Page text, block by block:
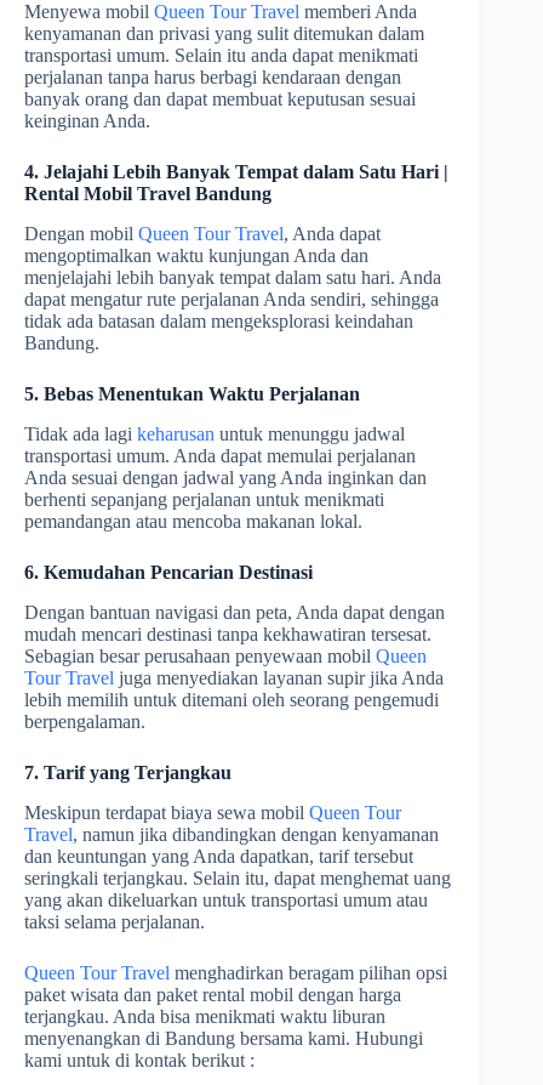
Menyewa mobil Queen Tour Travel memberi Anda
kenyamanan dan privasi yang sulit ditemukan dalam
transportasi umum. Selain itu anda dapat menikmati
perjalanan tanpa harus berbagi kendaraan dengan
banyak orang dan dapat membuat keputusan sesuai
keinginan Anda.
4. Jelajahi Lebih Banyak Tempat dalam Satu Hari |
Rental Mobil Travel Bandung
Dengan mobil Queen Tour Travel, Anda dapat
mengoptimalkan waktu kunjungan Anda dan
menjelajahi lebih banyak tempat dalam satu hari. Anda
dapat mengatur rute perjalanan Anda sendiri, sehingga
tidak ada batasan dalam mengeksplorasi keindahan
Bandung.
5. Bebas Menentukan Waktu Perjalanan
Tidak ada lagi keharusan untuk menunggu jadwal
transportasi umum. Anda dapat memulai perjalanan
Anda sesuai dengan jadwal yang Anda inginkan dan
berhenti sepanjang perjalanan untuk menikmati
pemandangan atau mencoba makanan lokal.
6. Kemudahan Pencarian Destinasi
Dengan bantuan navigasi dan peta, Anda dapat dengan
mudah mencari destinasi tanpa kekhawatiran tersesat.
Sebagian besar perusahaan penyewaan mobil Queen
Tour Travel juga menyediakan layanan supir jika Anda
lebih memilih untuk ditemani oleh seorang pengemudi
berpengalaman.
7. Tarif yang Terjangkau
Meskipun terdapat biaya sewa mobil Queen Tour
Travel, namun jika dibandingkan dengan kenyamanan
dan keuntungan yang Anda dapatkan, tarif tersebut
seringkali terjangkau. Selain itu, dapat menghemat uang
yang akan dikeluarkan untuk transportasi umum atau
taksi selama perjalanan.
Queen Tour Travel menghadirkan beragam pilihan opsi
paket wisata dan paket rental mobil dengan harga
terjangkau. Anda bisa menikmati waktu liburan
menyenangkan di Bandung bersama kami. Hubungi
kami untuk di kontak berikut :